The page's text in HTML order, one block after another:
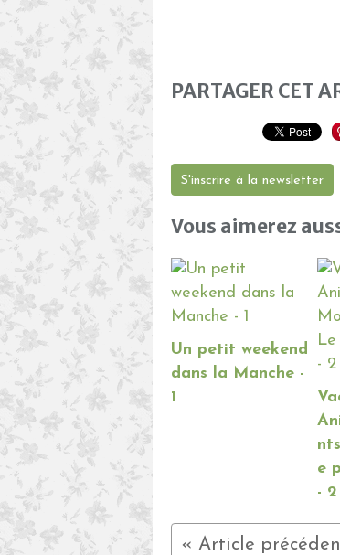
PARTAGER CET
S'inscrire à la newsletter
Vous aimerez
Un petit weekend
dans la Manche -
1
e
- 2